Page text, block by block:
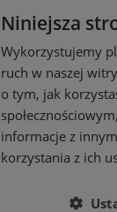
Niniejsza
Wykorzystujemy
ruch w naszej
o tym, jak
informacje z
korzystania z ich